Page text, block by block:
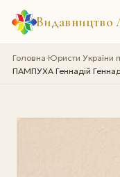
Видавництво
Головна›Юристи України
ПАМПУХА Геннадій